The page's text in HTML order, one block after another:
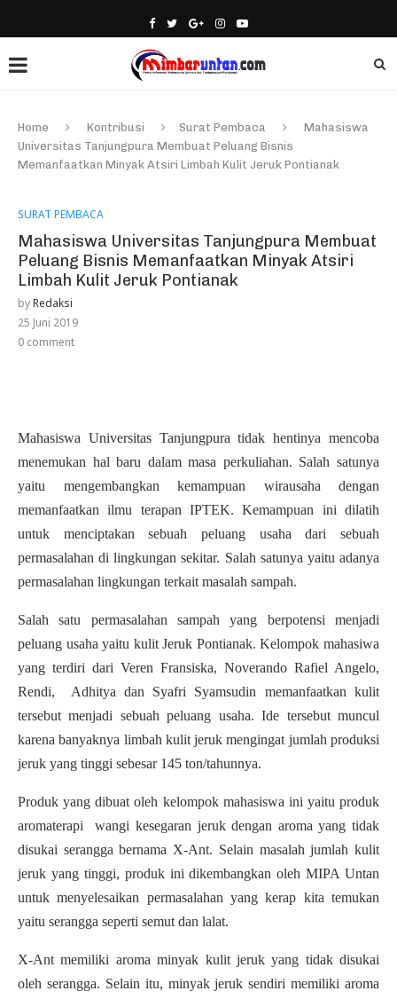
Home Kontribusi Surat Pembaca
Mahasiswa
Universitas Tanjungpura Membuat Peluang Bisnis
Memanfaatkan Minyak Atsiri Limbah Kulit Jeruk Pontianak
SURAT PEMBACA
Mahasiswa Universitas Tanjungpura Membuat
Peluang Bisnis Memanfaatkan Minyak Atsiri
Limbah Kulit Jeruk Pontianak
byRedaksi
25 Juni 2019
0 comment
Mahasiswa Universitas Tanjungpura tidak hentinya mencoba
menemukan hal baru dalam masa perkuliahan. Salah satunya
yaitu mengembangkan kemampuan wirausaha dengan
memanfaatkan ilmu terapan IPTEK. Kemampuan ini dilatih
untuk menciptakan sebuah peluang usaha dari sebuah
permasalahan di lingkungan sekitar. Salah satunya yaitu adanya
permasalahan lingkungan terkait masalah sampah.
Salah satu permasalahan sampah yang berpotensi menjadi
peluang usaha yaitu kulit Jeruk Pontianak. Kelompok mahasiwa
yang terdiri dari Veren Fransiska, Noverando Rafiel Angelo,
Rendi, Adhitya dan Syafri Syamsudin memanfaatkan kulit
tersebut menjadi sebuah peluang usaha. Ide tersebut muncul
karena banyaknya limbah kulit jeruk mengingat jumlah produksi
jeruk yang tinggi sebesar 145 ton/tahunnya.
Produk yang dibuat oleh kelompok mahasiswa ini yaitu produk
aromaterapi wangi kesegaran jeruk dengan aroma yang tidak
disukai serangga bernama X-Ant. Selain masalah jumlah kulit
jeruk yang tinggi, produk ini dikembangkan oleh MIPA Untan
untuk menyelesaikan permasalahan yang kerap kita temukan
yaitu serangga seperti semut dan lalat.
X-Ant memiliki aroma minyak kulit jeruk yang tidak disukai
oleh serangga. Selain itu, minyak jeruk sendiri memiliki aroma